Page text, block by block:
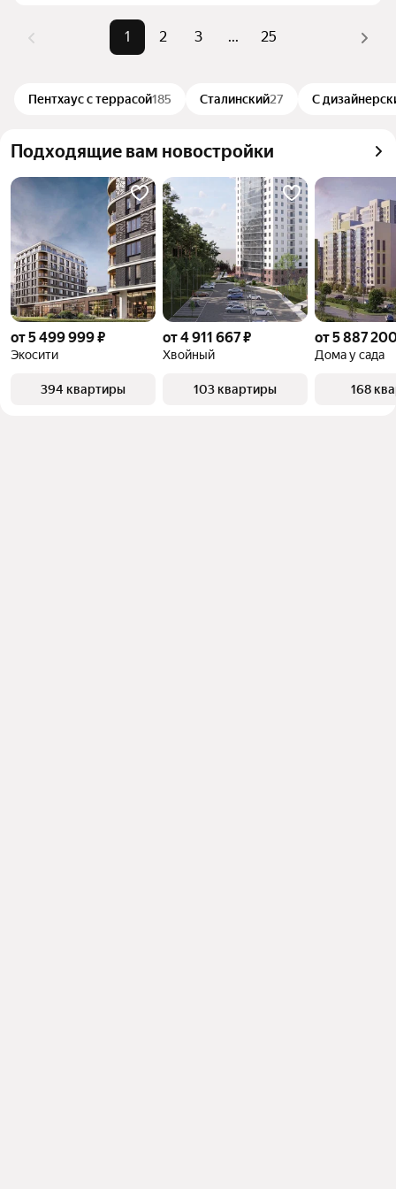
1 2 3 ... 25
Пентхаус с террасой185 Сталинский27 С
Подходящие вам новостройки
от 5 499 999 ₽
Экосити
394 квартиры
от 4 911 667 ₽
Хвойный
103 квартиры
от 5 887
Дома у сада
168